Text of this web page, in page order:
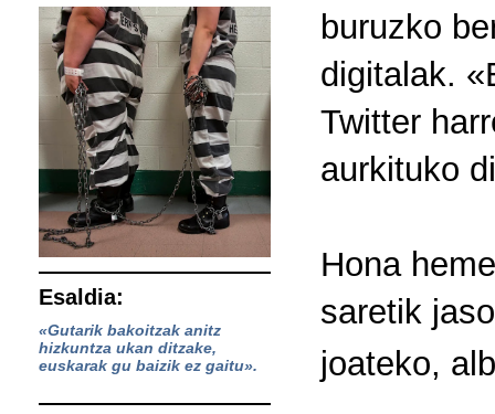
buruzko
digitalak.
Twitter
aurkituko
Hona
saretik
joateko,
Esaldia:
«Gutarik bakoitzak anitz
hizkuntza ukan ditzake,
euskarak gu baizik ez gaitu».